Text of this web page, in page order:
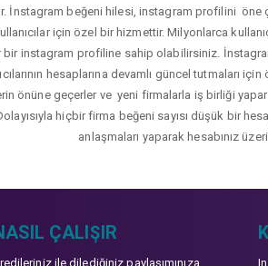
İnstagram beğeni hilesi, instagram profilini
için özel bir hizmettir. Milyonlarca
instagram profiline sahip olabilirsiniz.
hesaplarına devamlı güncel tutmaları
önüne geçerler ve yeni firmalarla iş birliği
hiçbir firma beğeni sayısı düşük bir
anlaşmaları yaparak hesabınız
ÇALIŞIR
ile dilediğiniz paylaşımınıza